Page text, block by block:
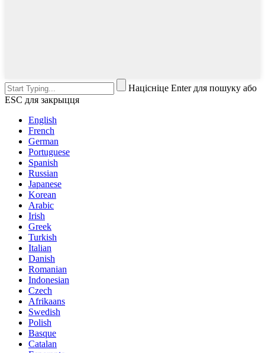
Націсніце Enter для пошуку або
ESC для закрыцця
English
French
German
Portuguese
Spanish
Russian
Japanese
Korean
Arabic
Irish
Greek
Turkish
Italian
Danish
Romanian
Indonesian
Czech
Afrikaans
Swedish
Polish
Basque
Catalan